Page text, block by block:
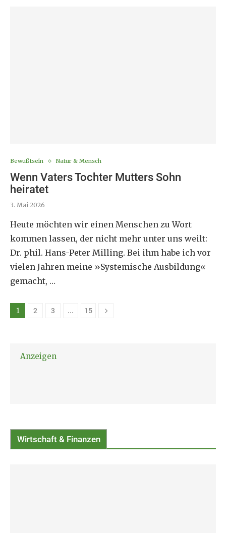
Bewußtsein Natur & Mensch
Wenn Vaters Tochter Mutters Sohn
heiratet
3. Mai 2026
Heute möchten wir einen Menschen zu Wort
kommen lassen, der nicht mehr unter uns weilt:
Dr. phil. Hans-Peter Milling. Bei ihm habe ich vor
vielen Jahren meine »Systemische Ausbildung«
gemacht, …
1 2 3 … 15
Anzeigen
Wirtschaft & Finanzen